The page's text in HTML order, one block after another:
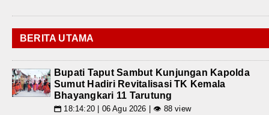
BERITA UTAMA
Bupati Taput Sambut Kunjungan Kapolda
Sumut Hadiri Revitalisasi TK Kemala
Bhayangkari 11 Tarutung
📅 18:14:20 | 06 Agu 2026 | 👁 88 view